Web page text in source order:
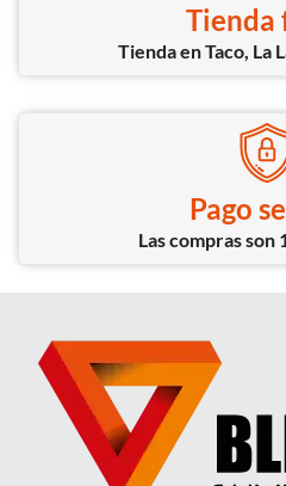
Tienda
Tienda en Taco, La
Pago
Las compras son